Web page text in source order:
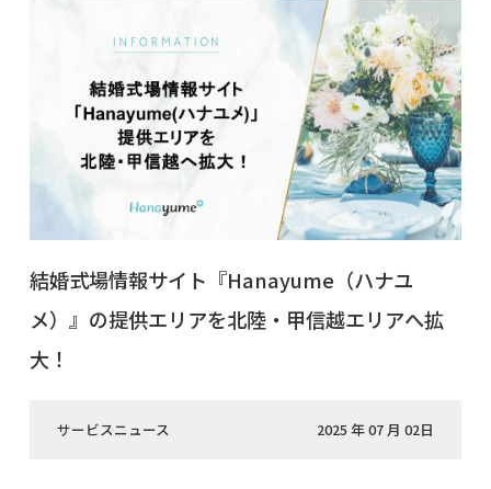
結婚式場情報サイト『Hanayume（ハナユ
メ）』の提供エリアを北陸・甲信越エリアへ拡
大！
サービスニュース 2025 年 07 月 02日